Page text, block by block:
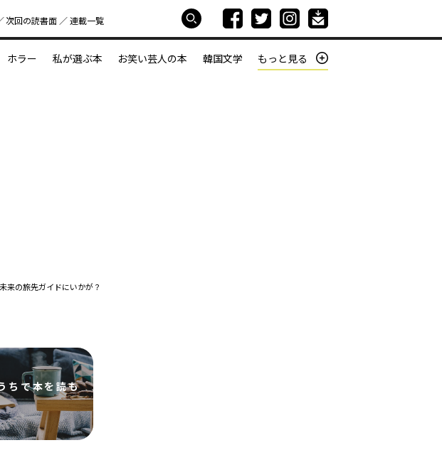
次回の読書⾯ 連載一覧
ホラー 私が選ぶ本 お笑い芸人の本 韓国文学 もっと見る
来の旅先ガイドにいかが？
ちで本を読も